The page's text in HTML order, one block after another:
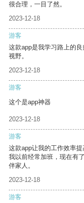
很合理，一目了然。
2023-12-18
游客
这款app是我学习路上的
视野。
2023-12-18
游客
这个是app神器
2023-12-18
游客
这款app让我的工作效率
我以前经常加班，现在有
伴家人。
2023-12-18
游客